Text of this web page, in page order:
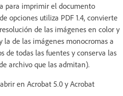
para imprimir el documento
opciones utiliza PDF 1.4, convierte
de las imágenes en color y
la de las imágenes monocromas a
de todas las fuentes y conserva las
archivo que las admitan).
en Acrobat 5.0 y Acrobat